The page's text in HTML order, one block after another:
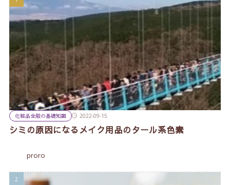
化粧品全般の基礎知識 2022-09-15
シミの原因になるメイク用品のタール系色素
proro